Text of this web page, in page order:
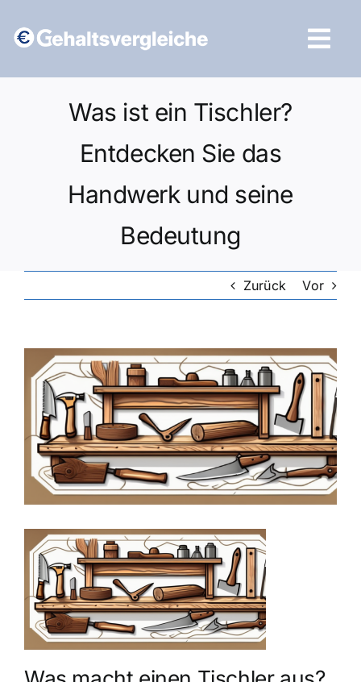
Inhalt
Was ist ein Tischler?
Entdecken Sie das
Handwerk und seine
Bedeutung
Zurück Vor
Zeige
grösseres
Bild